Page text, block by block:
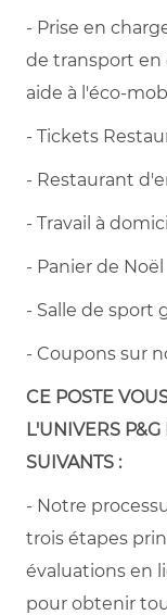
- Prise en
de transport en
aide à l'éco-
- Tickets
- Restaurant
- Travail à
- Panier de Noël
- Salle de sport
- Coupons sur
CE POSTE
L'UNIVERS P&G
SUIVANTS :
- Notre
trois étapes
évaluations en
pour obtenir